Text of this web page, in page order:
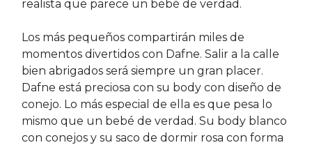
realista que parece un bebé de verdad.
Los más pequeños compartirán miles de
momentos divertidos con Dafne. Salir a la calle
bien abrigados será siempre un gran placer.
Dafne está preciosa con su body con diseño de
conejo. Lo más especial de ella es que pesa lo
mismo que un bebé de verdad. Su body blanco
con conejos y su saco de dormir rosa con forma